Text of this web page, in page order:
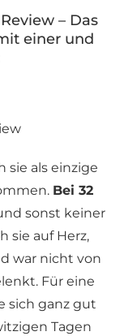
– Das
einer und
sie als einzige
Bei 32
sonst keiner
sie auf Herz,
war nicht von
Für eine
sich ganz gut
Tagen